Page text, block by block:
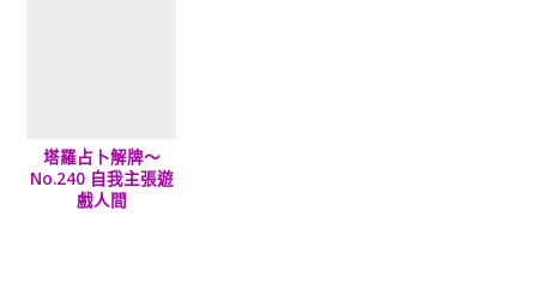
塔羅占卜解牌～
No.240 自我主張遊
戲人間